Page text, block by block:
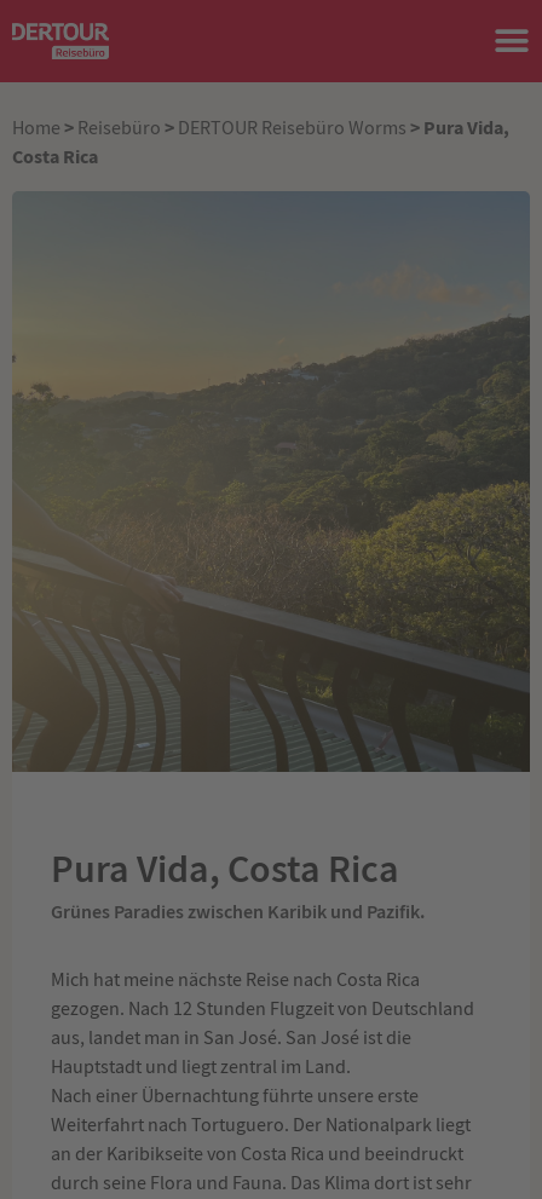
Home > Reisebüro > DERTOUR Reisebüro Worms > Pura Vida,
Costa Rica
Pura Vida, Costa Rica
Grünes Paradies zwischen Karibik und Pazifik.
Mich hat meine nächste Reise nach Costa Rica
gezogen. Nach 12 Stunden Flugzeit von Deutschland
aus, landet man in San José. San José ist die
Hauptstadt und liegt zentral im Land.
Nach einer Übernachtung führte unsere erste
Weiterfahrt nach Tortuguero. Der Nationalpark liegt
an der Karibikseite von Costa Rica und beeindruckt
durch seine Flora und Fauna. Das Klima dort ist sehr